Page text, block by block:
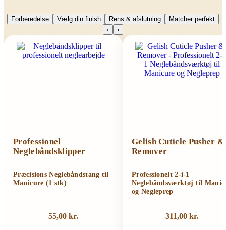
Forberedelse Vælg din finish Rens & afslutning
Matcher perfekt
‹
›
Professionel
Neglebåndsklipper
Præcisions Neglebåndstang til
Manicure (1 stk)
55,00 kr.
Gelish Cuticle Pusher &
Remover
Professionelt 2-i-1
Neglebåndsværktøj til
og Negleprep
311,00 kr.